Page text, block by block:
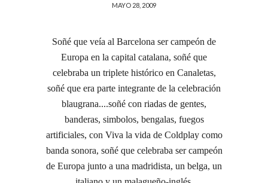
MAYO 28, 2009
Soñé que veía al Barcelona ser campeón de
Europa en la capital catalana, soñé que
celebraba un triplete histórico en Canaletas,
soñé que era parte integrante de la celebración
blaugrana....soñé con riadas de gentes,
banderas, simbolos, bengalas, fuegos
artificiales, con Viva la vida de Coldplay como
banda sonora, soñé que celebraba ser campeón
de Europa junto a una madridista, un belga, un